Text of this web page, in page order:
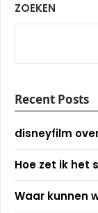
ZOEKEN
Recent Posts
disneyfilm
Hoe zet ik het
Waar kunnen